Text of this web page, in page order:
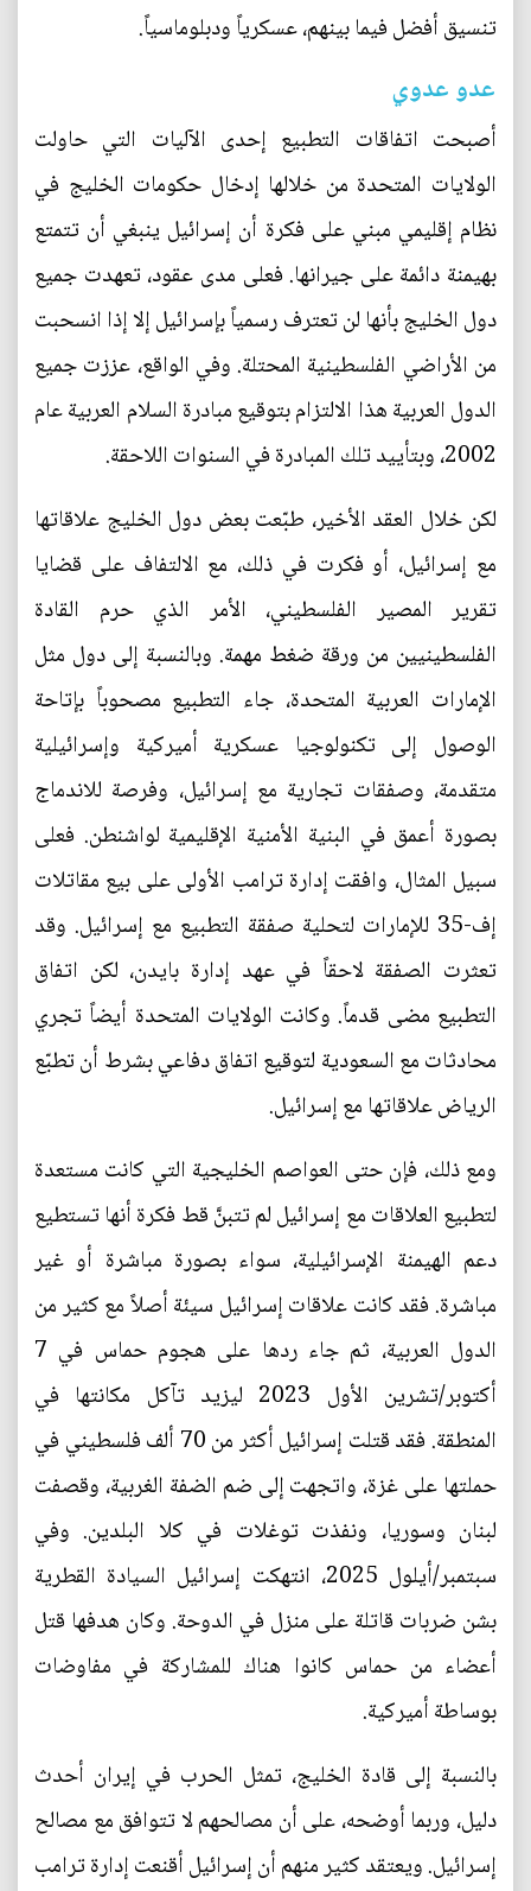
تنسيق أفضل فيما بينهم، عسكرياً ودبلوماسياً.
عدو عدوي
أصبحت اتفاقات التطبيع إحدى الآليات التي حاولت
الولايات المتحدة من خلالها إدخال حكومات الخليج في
نظام إقليمي مبني على فكرة أن إسرائيل ينبغي أن تتمتع
بهيمنة دائمة على جيرانها. فعلى مدى عقود، تعهدت جميع
دول الخليج بأنها لن تعترف رسمياً بإسرائيل إلا إذا انسحبت
من الأراضي الفلسطينية المحتلة. وفي الواقع، عززت جميع
الدول العربية هذا الالتزام بتوقيع مبادرة السلام العربية عام
2002، وبتأييد تلك المبادرة في السنوات اللاحقة.
لكن خلال العقد الأخير، طبّعت بعض دول الخليج علاقاتها
مع إسرائيل، أو فكرت في ذلك، مع الالتفاف على قضايا
تقرير المصير الفلسطيني، الأمر الذي حرم القادة
الفلسطينيين من ورقة ضغط مهمة. وبالنسبة إلى دول مثل
الإمارات العربية المتحدة، جاء التطبيع مصحوباً بإتاحة
الوصول إلى تكنولوجيا عسكرية أميركية وإسرائيلية
متقدمة، وصفقات تجارية مع إسرائيل، وفرصة للاندماج
بصورة أعمق في البنية الأمنية الإقليمية لواشنطن. فعلى
سبيل المثال، وافقت إدارة ترامب الأولى على بيع مقاتلات
إف-35 للإمارات لتحلية صفقة التطبيع مع إسرائيل. وقد
تعثرت الصفقة لاحقاً في عهد إدارة بايدن، لكن اتفاق
التطبيع مضى قدماً. وكانت الولايات المتحدة أيضاً تجري
محادثات مع السعودية لتوقيع اتفاق دفاعي بشرط أن تطبّع
الرياض علاقاتها مع إسرائيل.
ومع ذلك، فإن حتى العواصم الخليجية التي كانت مستعدة
لتطبيع العلاقات مع إسرائيل لم تتبنَّ قط فكرة أنها تستطيع
دعم الهيمنة الإسرائيلية، سواء بصورة مباشرة أو غير
مباشرة. فقد كانت علاقات إسرائيل سيئة أصلاً مع كثير من
الدول العربية، ثم جاء ردها على هجوم حماس في 7
أكتوبر/تشرين الأول 2023 ليزيد تآكل مكانتها في
المنطقة. فقد قتلت إسرائيل أكثر من 70 ألف فلسطيني في
حملتها على غزة، واتجهت إلى ضم الضفة الغربية، وقصفت
لبنان وسوريا، ونفذت توغلات في كلا البلدين. وفي
سبتمبر/أيلول 2025، انتهكت إسرائيل السيادة القطرية
بشن ضربات قاتلة على منزل في الدوحة. وكان هدفها قتل
أعضاء من حماس كانوا هناك للمشاركة في مفاوضات
بوساطة أميركية.
بالنسبة إلى قادة الخليج، تمثل الحرب في إيران أحدث
دليل، وربما أوضحه، على أن مصالحهم لا تتوافق مع مصالح
إسرائيل. ويعتقد كثير منهم أن إسرائيل أقنعت إدارة ترامب